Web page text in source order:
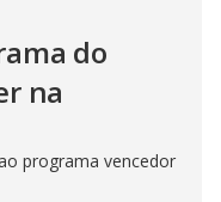
do
na
programa vencedor